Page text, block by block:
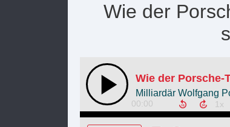
Wie der
Wie der Porsche-
00:00